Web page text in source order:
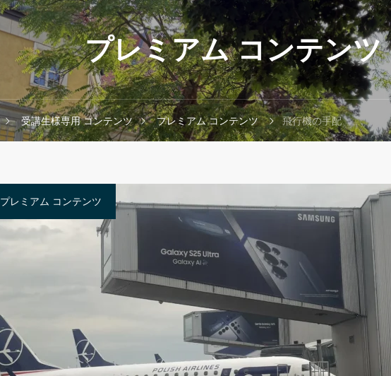
プレミアム コンテンツ
受講生様専用 コンテンツ プレミアム コンテンツ 飛行機の手配
プレミアム コンテンツ